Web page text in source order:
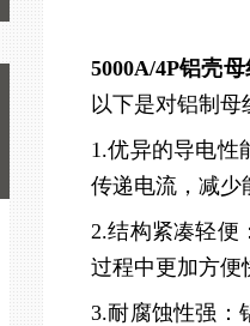
5000A/4P铝壳
以下是对铝制母
1.优异的导电性
传递电流，减少
2.结构紧凑轻便
过程中更加方便
3.耐腐蚀性强：